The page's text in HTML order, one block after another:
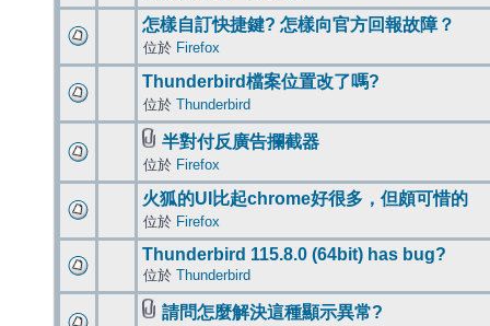
怎樣自訂快捷鍵? 怎樣向官方回報故障？
位於 Firefox
Thunderbird檔案位置改了嗎?
位於 Thunderbird
半對付反廣告攔截器
位於 Firefox
火狐的UI比起chrome好很多，但頗可惜的
位於 Firefox
Thunderbird 115.8.0 (64bit) has bug?
位於 Thunderbird
請問怎麼解決這種顯示異常?